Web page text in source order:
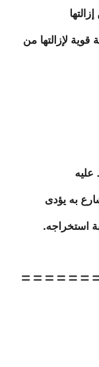
لإزالتها من
به يؤدى
استخراجه.